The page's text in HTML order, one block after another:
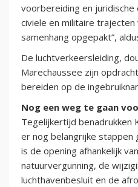
voorbereiding en
civiele en militaire
samenhang opgepakt”,
De luchtverkeersleiding,
Marechaussee zijn
bereiden op de
Nog een weg te gaan
Tegelijkertijd benadrukken
er nog belangrijke
is de opening afhankelijk
natuurvergunning, de
luchthavenbesluit en de